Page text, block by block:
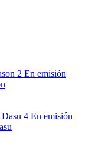
2 En emisión
4 En emisión